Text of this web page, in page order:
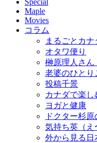
Special
Maple
Movies
コラム
まるごとカナ
オタワ便り
榊原理人さ
老婆のひとり
投稿千景
カナダで楽し
ヨガと健康
ドクター杉
気持ち英（え
外から見る日